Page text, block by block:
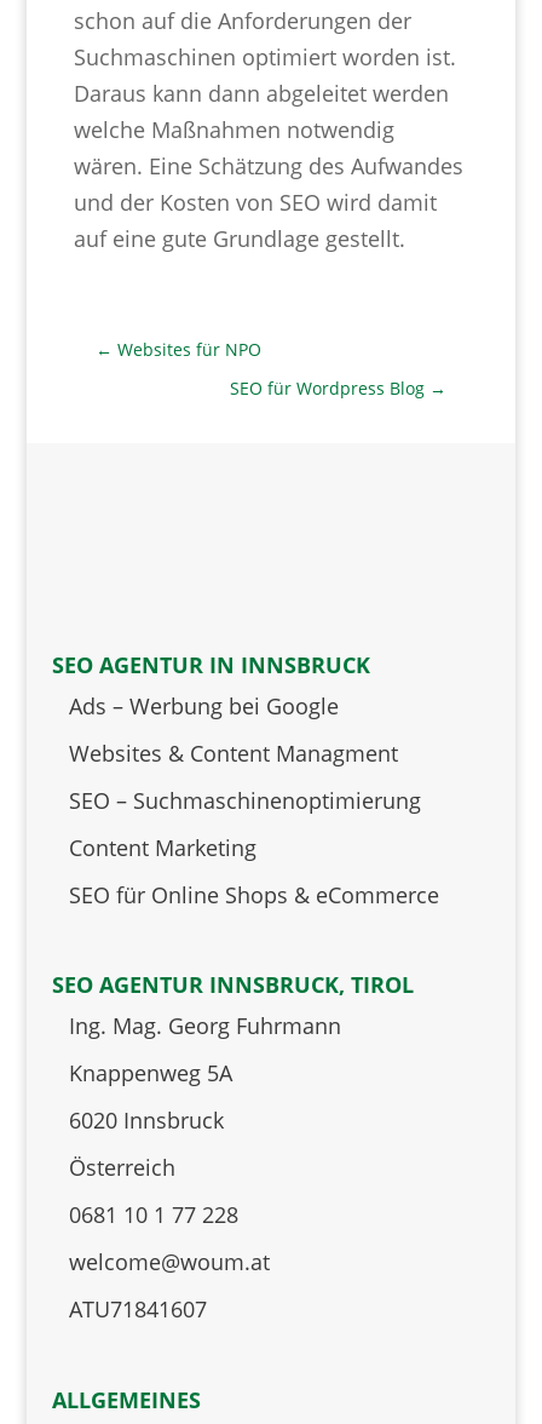
schon auf die Anforderungen der
Suchmaschinen optimiert worden ist.
Daraus kann dann abgeleitet werden
welche Maßnahmen notwendig
wären. Eine Schätzung des Aufwandes
und der Kosten von SEO wird damit
auf eine gute Grundlage gestellt.
← Websites für NPO
SEO für Wordpress Blog →
SEO AGENTUR IN INNSBRUCK
Ads – Werbung bei Google
Websites & Content Managment
SEO – Suchmaschinenoptimierung
Content Marketing
SEO für Online Shops & eCommerce
SEO AGENTUR INNSBRUCK, TIROL
Ing. Mag. Georg Fuhrmann
Knappenweg 5A
6020 Innsbruck
Österreich
0681 10 1 77 228
welcome@woum.at
ATU71841607
ALLGEMEINES